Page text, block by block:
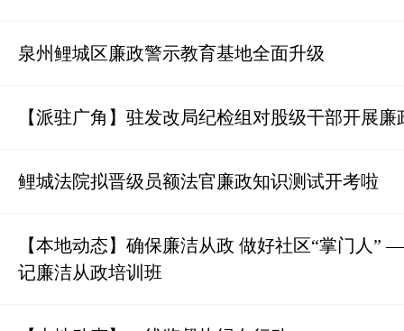
泉州鲤城区廉政警示教育基地全面升级
【派驻广角】驻发改局纪检组对股级干部开展廉
鲤城法院拟晋级员额法官廉政知识测试开考啦
【本地动态】确保廉洁从政 做好社区“掌门人
记廉洁从政培训班